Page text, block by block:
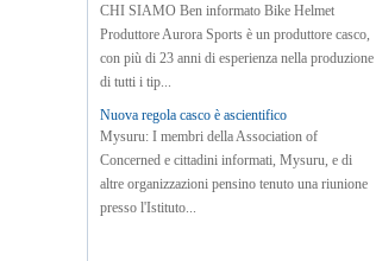
CHI SIAMO Ben informato Bike Helmet
Produttore Aurora Sports è un produttore casco,
con più di 23 anni di esperienza nella produzione
di tutti i tip...
Nuova regola casco è ascientifico
Mysuru: I membri della Association of
Concerned e cittadini informati, Mysuru, e di
altre organizzazioni pensino tenuto una riunione
presso l'Istituto...